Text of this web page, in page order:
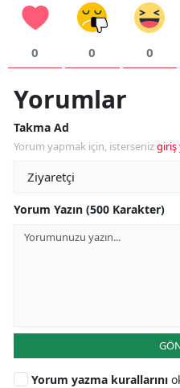
0 0 0
Yorumlar
Takma Ad
Yorum yapmak için, istersenizgiriş
Yorum Yazın (500 Karakter)
Yorum yazma kurallarını